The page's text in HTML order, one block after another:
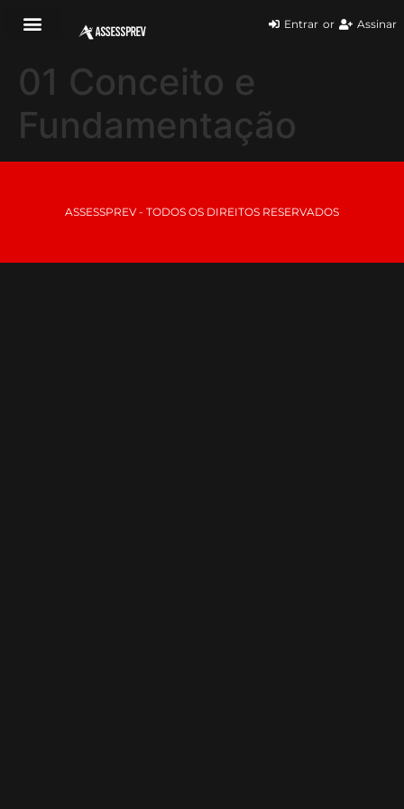
Entrar or Assinar
01 Conceito e
Fundamentação
ASSESSPREV - TODOS OS DIREITOS RESERVADOS